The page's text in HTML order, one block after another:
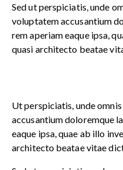
Sed ut perspiciatis, unde
voluptatem accusantium
rem aperiam eaque ipsa,
quasi architecto beatae
Ut perspiciatis, unde
accusantium doloremque
eaque ipsa, quae ab illo
architecto beatae vitae